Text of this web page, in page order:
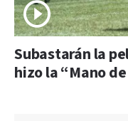
Subastarán la
hizo la “Mano